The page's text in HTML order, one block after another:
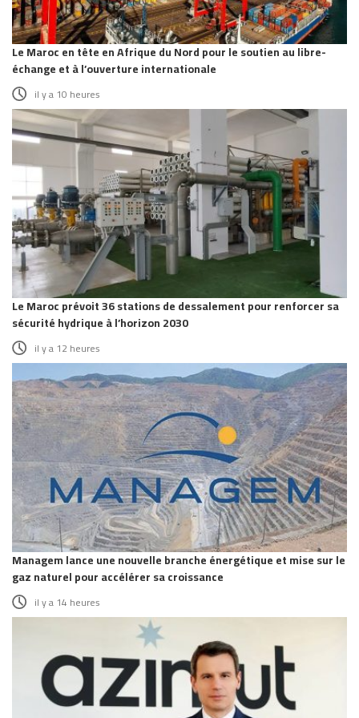
Le Maroc en tête en Afrique du Nord pour le soutien au libre-
échange et à l’ouverture internationale
il y a 10 heures
Le Maroc prévoit 36 stations de dessalement pour renforcer sa
sécurité hydrique à l’horizon 2030
il y a 12 heures
Managem lance une nouvelle branche énergétique et mise sur le
gaz naturel pour accélérer sa croissance
il y a 14 heures